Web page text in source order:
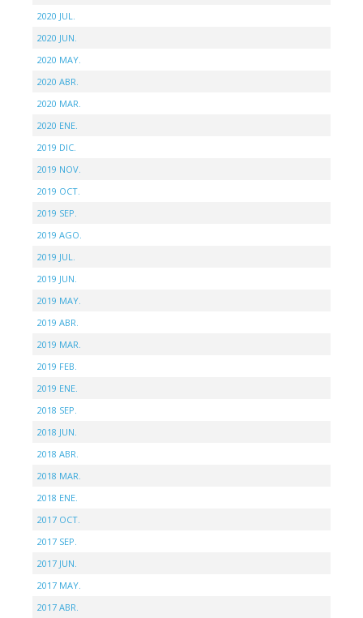
2020 JUL.
2020 JUN.
2020 MAY.
2020 ABR.
2020 MAR.
2020 ENE.
2019 DIC.
2019 NOV.
2019 OCT.
2019 SEP.
2019 AGO.
2019 JUL.
2019 JUN.
2019 MAY.
2019 ABR.
2019 MAR.
2019 FEB.
2019 ENE.
2018 SEP.
2018 JUN.
2018 ABR.
2018 MAR.
2018 ENE.
2017 OCT.
2017 SEP.
2017 JUN.
2017 MAY.
2017 ABR.